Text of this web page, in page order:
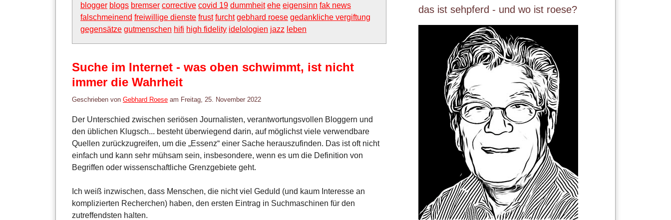
blogger blogs bremser corrective covid 19 dummheit ehe eigensinn fak news
falschmeinend freiwillige dienste frust furcht gebhard roese gedankliche vergiftung
gegensätze gutmenschen hifi high fidelity idelologien jazz leben
Suche im Internet - was oben schwimmt, ist nicht
immer die Wahrheit
Geschrieben von Gebhard Roese am Freitag, 25. November 2022
Der Unterschied zwischen seriösen Journalisten, verantwortungsvollen Bloggern und
den üblichen Klugsch... besteht überwiegend darin, auf möglichst viele verwendbare
Quellen zurückzugreifen, um die „Essenz“ einer Sache herauszufinden. Das ist oft nicht
einfach und kann sehr mühsam sein, insbesondere, wenn es um die Definition von
Begriffen oder wissenschaftliche Grenzgebiete geht.
Ich weiß inzwischen, dass Menschen, die nicht viel Geduld (und kaum Interesse an
komplizierten Recherchen) haben, den ersten Eintrag in Suchmaschinen für den
zutreffendsten halten.
das ist sehpferd - und wo ist roese?